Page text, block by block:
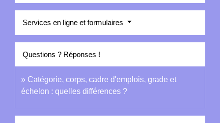
Services en ligne et formulaires
Questions ? Réponses !
Catégorie, corps, cadre d'emplois, grade et
échelon : quelles différences ?